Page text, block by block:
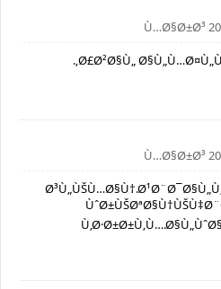
Ø£Ø²Ø§Ù„